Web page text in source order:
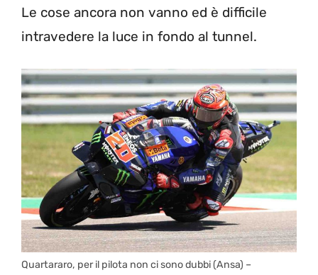
Le cose ancora non vanno ed è difficile
intravedere la luce in fondo al tunnel.
Quartararo, per il pilota non ci sono dubbi (Ansa) –